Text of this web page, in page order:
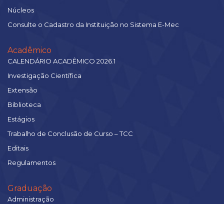
Núcleos
Consulte o Cadastro da Instituição no Sistema E-Mec
Acadêmico
CALENDÁRIO ACADÊMICO 2026.1
Investigação Científica
Extensão
Biblioteca
Estágios
Trabalho de Conclusão de Curso – TCC
Editais
Regulamentos
Graduação
Administração